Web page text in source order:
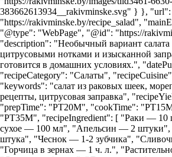
383662613934__rakivminske.svg" } }, "url":
"https://rakivminske.by/recipe_salad",
"@type": "WebPage", "@id": "https://
"description": "Необычный вариант салата
цитрусовыми нотками и изысканной
готовится в домашних условиях.",
"recipeCategory": "Салаты",
"keywords": "салат из раковых шеек,
рецепты, цитрусовая заправка",
"prepTime": "PT20M", "cookTime":
"PT35M", "recipeIngredient": [ "Раки — 10
сухое — 100 мл", "Апельсин — 2
штука", "Чеснок — 1-2 зубчика",
"Горчица в зернах — 1 ч. л.",